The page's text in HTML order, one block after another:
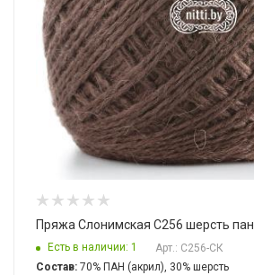
Пряжа Слонимская С256 шерсть пан
Есть в наличии: 1
Арт.: С256-СК
Состав: 70% ПАН (акрил), 30% шерсть